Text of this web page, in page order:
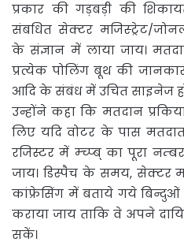
प्रकार की गड़बड़ी की
संबधित सेक्टर मजिस्ट्रेट/
के संज्ञान में लाया जाय।
प्रत्येक पोलिंग बूथ की
आदि के संबंध में उचित साइनेज
उन्होंने कहा कि मतदान
लिए यदि वोटर के पास
रजिस्टर में म्च्प्ब् का पूरा
जाय। डिस्पैच के समय, सेक्टर
कांफ्रेसिंग में बताये गये बिन्दुओं
कराया जाय ताकि वे अपने
सकें।